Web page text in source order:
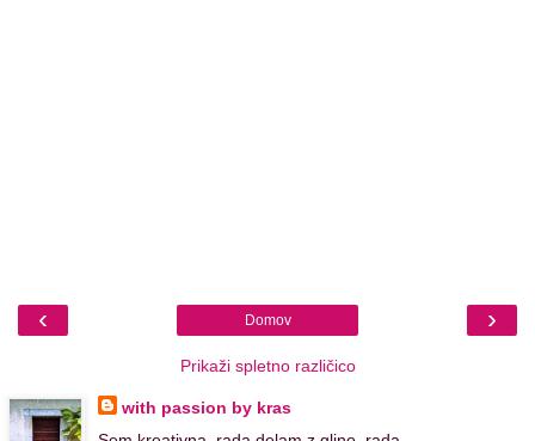
‹ ›
Domov
Prikaži spletno različico
with passion by kras